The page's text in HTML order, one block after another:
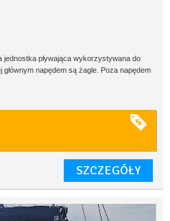
pływająca wykorzystywana do
napędem są żagle. Poza napędem
SZCZEGÓŁY